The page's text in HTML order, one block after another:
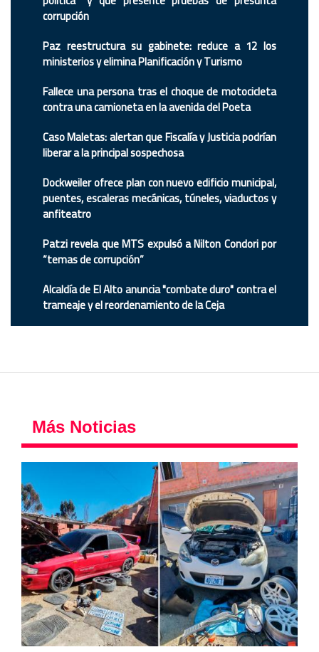
corrupción
Paz reestructura su gabinete: reduce a 12 los
ministerios y elimina Planificación y Turismo
Fallece una persona tras el choque de motocicleta
contra una camioneta en la avenida del Poeta
Caso Maletas: alertan que Fiscalía y Justicia podrían
liberar a la principal sospechosa
Dockweiler ofrece plan con nuevo edificio municipal,
puentes, escaleras mecánicas, túneles, viaductos y
anfiteatro
Patzi revela que MTS expulsó a Nilton Condori por
“temas de corrupción”
Alcaldía de El Alto anuncia "combate duro" contra el
trameaje y el reordenamiento de la Ceja
Más Noticias